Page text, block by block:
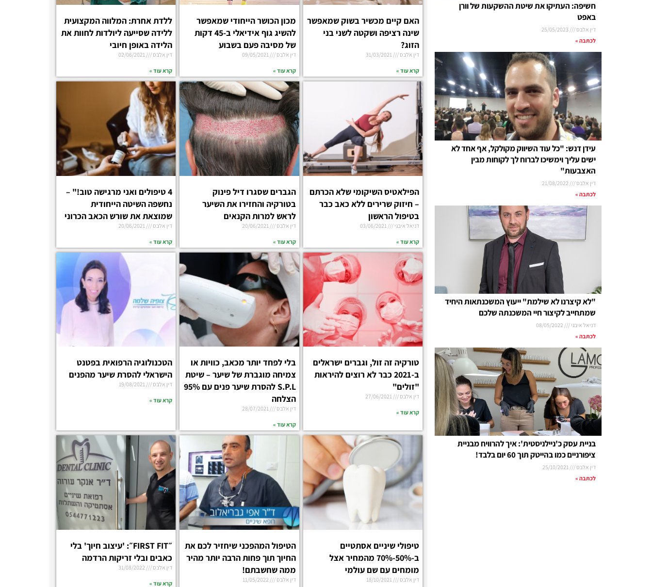
חשיפה: העתיקו את שיטת ההשקעות של וורן
באפט
דין אלבס
לכתבה »
עידן דנש: "כל עוד השיווק מקולקל, אף אחד לא
ישים עליך וימשיכו לברוח לך לקוחות מבין
האצבעות"
דין אלבס
לכתבה »
"לא קיצרנו לא שילמת" ייעוץ המשכנתאות היחיד
שמתחייב לקיצור חיי המשכנתה שלכם
דניאל איבגי
לכתבה »
בניית עסק כ'ניילניסטית': איך להרוויח מבניית
ציפורניים כמו בהייטק תוך 60 יום בלבד!
דין אלבס
לכתבה »
האם קיים מכשיר בשוק שמאפשר
שינה רציפה ושקטה לשני בני
הזוג?
דין אלבס
קרא עוד »
מכון הכושר הייחודי שמאפשר
להשיג גוף אידיאלי ב-45 דקות
של מסיבה פעם בשבוע
דין אלבס 09/05/2021
קרא עוד »
ללדת אחרת: המלווה המקצועית
ללידה שסייעה ליולדות לחוות את
הלידה באופן חיובי
דין אלבס
קרא עוד »
הפילאטיס השיקומי שלא הכרתם
– חיזוק שרירים ללא כאב כבר
בטיפול הראשון
דניאל איבגי
קרא עוד »
הגברים שסגרו דיל פינוק
בטורקיה והחזירו את השיער
לראש למרות הקנאים
דין אלבס
קרא עוד »
4 טיפולים ואני מרגישה טוב!" –
נחשפה השיטה הייחודית
שמוצאת את שורש הכאב הכרוני
דין אלבס
קרא עוד »
טורקיה זה זול, וגברים ישראלים
ב-2021 כבר לא רוצים להיראות
"זולים"
דין אלבס
קרא עוד »
בלי לפחד יותר מכאב, כוויות או
צמיחה מוגברת של שיער – שיטת
S.P.L להסרת שיער פנים עם 95%
הצלחה
דין אלבס 28/07/2021
קרא עוד »
הטכנולוגיה הרפואית בפטנט
הישראלי להסרת שיער מהפנים
דין אלבס
קרא עוד »
טיפולי שיניים אסתטיים
ב-50%-70% מהמחיר אצל
מומחים עם שם עולמי
דין אלבס
הטיפול המהפכני שיחזיר לכם את
החיוך תוך פחות הרבה יותר מהיר
ממה שחשבתם!
דין אלבס
״FIRST FIT״: 'עיצוב חיוך' בלי
כאבים ובלי זריקות הרדמה
דין אלבס
קרא עוד »